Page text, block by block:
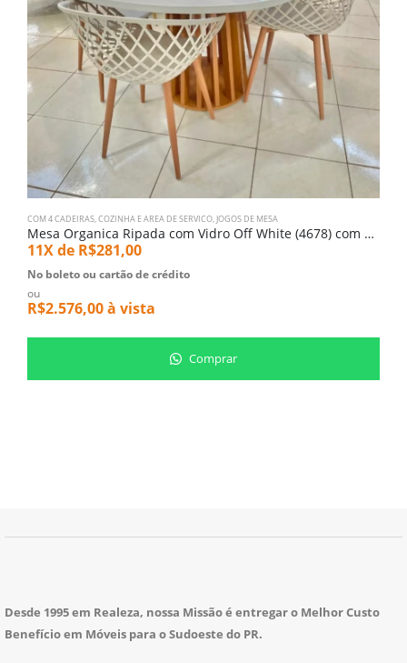
COM 4 CADEIRAS,COZINHA E AREA DE SERVICO, JOGOS DE MESA
Mesa Organica Ripada com Vidro Off White (4678) com 4 Cadeiras Monaco Nude (2340)
11X de R$281,00
No boleto ou cartão de crédito
ou
R$2.576,00à vista
Comprar
Desde 1995 em Realeza, nossa Missão é entregar o Melhor Custo
Benefício em Móveis para o Sudoeste do PR.